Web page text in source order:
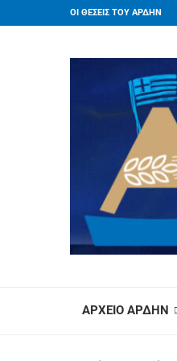
ΟΙ ΘΕΣΕΙΣ ΤΟΥ ΑΡΔΗΝ
ΑΡΧΕΙΟ ΑΡΔΗΝ